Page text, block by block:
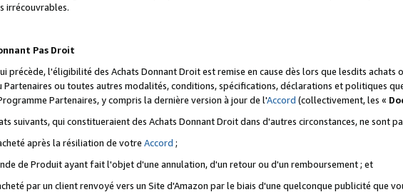
irrécouvrables.
Pas Droit
précède, l'éligibilité des Achats Donnant Droit est remise en cause dès lors que lesdits
Partenaires ou toutes autres modalités, conditions, spécifications, déclarations et politiques
Partenaires, y compris la dernière version à jour de l'Accord (collectivement, les «
suivants, qui constitueraient des Achats Donnant Droit dans d'autres circonstances, ne sont
après la résiliation de votre Accord ;
de Produit ayant fait l'objet d'une annulation, d'un retour ou d'un remboursement ; et
par un client renvoyé vers un Site d'Amazon par le biais d'une quelconque publicité que